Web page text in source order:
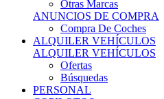
Compra De Coches
ALQUILER VEHÍCULOS
ALQUILER VEHÍCULOS
Ofertas
Búsquedas
PERSONAL
COPILOTOS